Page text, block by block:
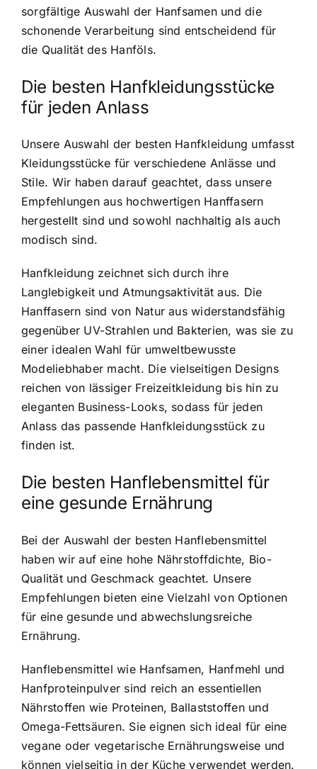
sorgfältige Auswahl der Hanfsamen und die
schonende Verarbeitung sind entscheidend für
die Qualität des Hanföls.
Die besten Hanfkleidungsstücke
für jeden Anlass
Unsere Auswahl der besten Hanfkleidung umfasst
Kleidungsstücke für verschiedene Anlässe und
Stile. Wir haben darauf geachtet, dass unsere
Empfehlungen aus hochwertigen Hanffasern
hergestellt sind und sowohl nachhaltig als auch
modisch sind.
Hanfkleidung zeichnet sich durch ihre
Langlebigkeit und Atmungsaktivität aus. Die
Hanffasern sind von Natur aus widerstandsfähig
gegenüber UV-Strahlen und Bakterien, was sie zu
einer idealen Wahl für umweltbewusste
Modeliebhaber macht. Die vielseitigen Designs
reichen von lässiger Freizeitkleidung bis hin zu
eleganten Business-Looks, sodass für jeden
Anlass das passende Hanfkleidungsstück zu
finden ist.
Die besten Hanflebensmittel für
eine gesunde Ernährung
Bei der Auswahl der besten Hanflebensmittel
haben wir auf eine hohe Nährstoffdichte, Bio-
Qualität und Geschmack geachtet. Unsere
Empfehlungen bieten eine Vielzahl von Optionen
für eine gesunde und abwechslungsreiche
Ernährung.
Hanflebensmittel wie Hanfsamen, Hanfmehl und
Hanfproteinpulver sind reich an essentiellen
Nährstoffen wie Proteinen, Ballaststoffen und
Omega-Fettsäuren. Sie eignen sich ideal für eine
vegane oder vegetarische Ernährungsweise und
können vielseitig in der Küche verwendet werden.